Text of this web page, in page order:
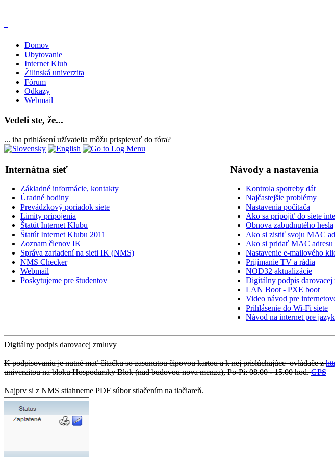
Domov
Ubytovanie
Internet Klub
Žilinská univerzita
Fórum
Odkazy
Webmail
Vedeli ste, že...
... iba prihlásení užívatelia môžu prispievať do fóra?
Internátna sieť Návody a nastavenia
Základné informácie, kontakty
Úradné hodiny
Prevádzkový poriadok siete
Limity pripojenia
Štatút Internet Klubu
Štatút Internet Klubu 2011
Zoznam členov IK
Správa zariadení na sieti IK (NMS)
NMS Checker
Webmail
Poskytujeme pre študentov
Kontrola spotreby dát
Najčastejšie problémy
Nastavenia počítača
Ako sa pripojiť do siete
Obnova zabudnutého hesla
Ako si zistiť svoju MAC
Ako si pridať MAC adresu
Nastavenie e-mailového
Prijímanie TV a rádia
NOD32 aktualizácie
Digitálny podpis darovacej
LAN Boot - PXE boot
Video návod pre
Prihlásenie do Wi-Fi siete
Návod na internet pre
Digitálny podpis darovacej zmluvy
K podpisovaniu je nutné mať čítačku so zasunutou čipovou kartou a k nej prislúchajúce ovládače z
univerzitou nabloku Hospodarsky Blok (nad budovou nova menza), Po-Pi: 08.00 - 15.00 hod.GPS
Najprv si z NMS stiahneme PDF súbor stlačením na tlačiareň.